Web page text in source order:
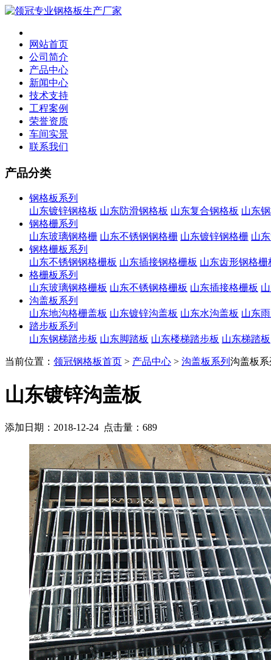
网站首页
公司简介
产品中心
新闻中心
技术支持
工程案例
荣誉资质
车间实景
联系我们
产品分类
钢格板系列
山东镀锌钢格板 山东防滑钢格板 山东复合钢格板 山东
钢格栅系列
山东玻璃钢格栅 山东不锈钢钢格栅 山东镀锌钢格栅 山
钢格栅板系列
山东不锈钢钢格栅板 山东插接钢格栅板 山东齿形钢格栅
格栅板系列
山东玻璃钢格栅板 山东不锈钢格栅板 山东插接格栅板
沟盖板系列
山东地沟格栅盖板 山东镀锌沟盖板 山东水沟盖板 山东
踏步板系列
山东钢梯踏步板 山东脚踏板 山东楼梯踏步板 山东梯踏板
当前位置： 领冠钢格板首页 > 产品中心 > 沟盖板系列 沟盖板系
山东镀锌沟盖板
添加日期：2018-12-24 点击量： 689